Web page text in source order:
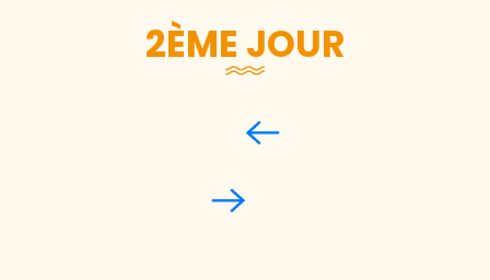
2ÈME JOUR